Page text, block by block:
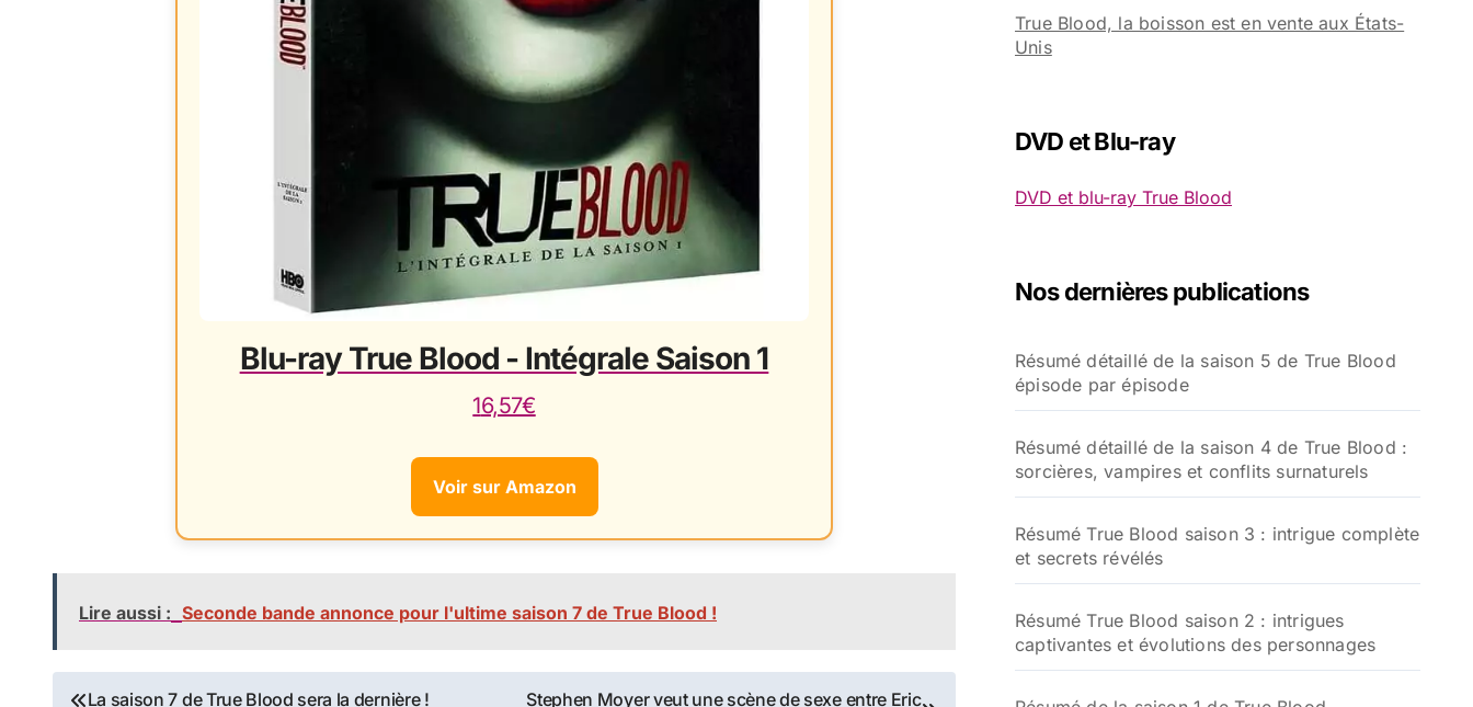
Blu-ray True Blood - Intégrale Saison 1
16,57€
Voir sur Amazon
Lire aussi : Seconde bande annonce pour l'ultime saison 7 de True Blood !
Navigation
La saison 7 de True Blood sera la dernière !
Stephen Moyer veut une scène de sexe entre Eric
True Blood, la boisson est en vente aux États-
Unis
DVD et Blu-ray
DVD et blu-ray True Blood
Nos dernières publications
Résumé détaillé de la saison 5 de True Blood
épisode par épisode
Résumé détaillé de la saison 4 de True Blood :
sorcières, vampires et conflits surnaturels
Résumé True Blood saison 3 : intrigue complète
et secrets révélés
Résumé True Blood saison 2 : intrigues
captivantes et évolutions des personnages